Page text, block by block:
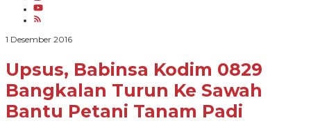
1 Desember 2016oleh
Upsus, Babinsa Kodim 0829
Bangkalan Turun Ke Sawah
Bantu Petani Tanam Padi